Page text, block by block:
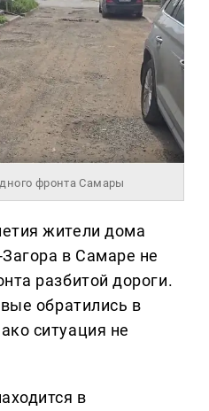
фронта Самары
жители дома
в Самаре не
разбитой дороги.
обратились в
ситуация не
в